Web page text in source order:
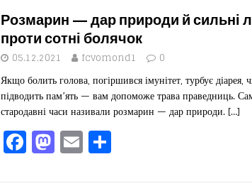
e
b
o
o
k
o
d
o
n
l ит
ис
я
Розмарин — дар природи й сильні
проти сотні болячок
05.12.2021 fcvomond1 0
Якщо болить голова, погіршився імунітет, турбує діарея,
підводить пам’ять — вам допоможе трава праведниць.
стародавні часи називали розмарин — дар природи. […]
F
a
M
a
E
m